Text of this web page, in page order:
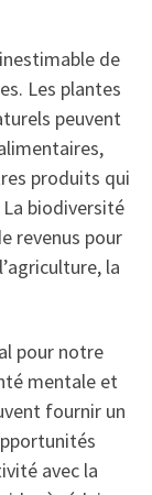
de
Les plantes
peuvent
produits qui
biodiversité
revenus pour
la
pour notre
mentale et
fournir un
avec la